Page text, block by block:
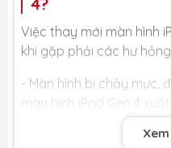
Việc thay mới màn hình
khi gặp phải các hư
- Màn hình bị chảy mực,
màn hình iPad Gen 4
mực hay loang mực, đó
thể lỏng bên trong tấm